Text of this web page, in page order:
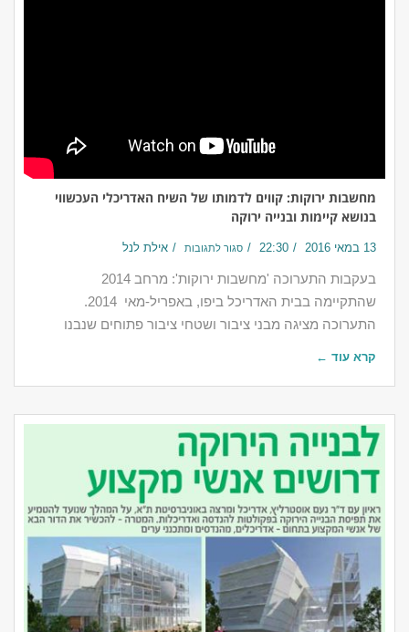
מחשבות ירוקות: קווים לדמותו של השיח האדריכלי העכשווי
בנושא קיימות ובנייה ירוקה
13 במאי 2016 22:30 סגור לתגובות אילת לנל
שהתקיימה בבית האדריכל ביפו, באפריל-מאי 2014.
התערוכה מציגה מבני ציבור ושטחי ציבור פתוחים שנבנו
קרא עוד ←